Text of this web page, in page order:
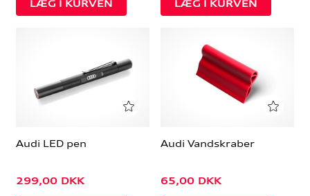
Audi LED pen
299,00 DKK
Audi Vandskraber
65,00 DKK